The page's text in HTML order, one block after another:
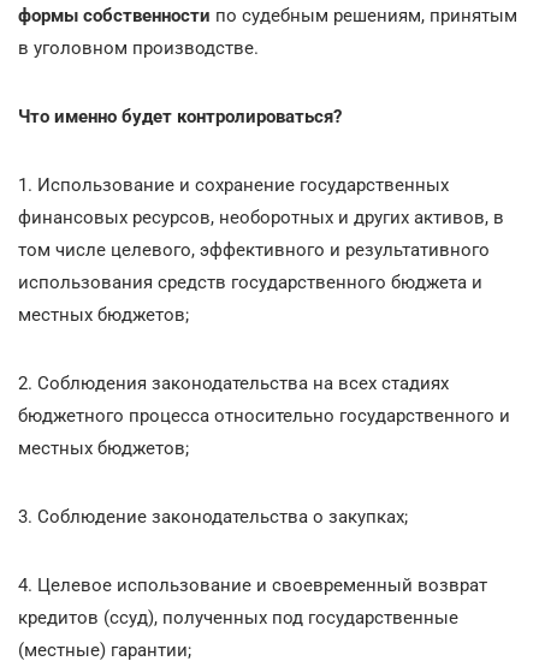
формы собственности по судебным решениям, принятым
в уголовном производстве.
Что именно будет контролироваться?
1. Использование и сохранение государственных
финансовых ресурсов, необоротных и других активов, в
том числе целевого, эффективного и результативного
использования средств государственного бюджета и
местных бюджетов;
2. Соблюдения законодательства на всех стадиях
бюджетного процесса относительно государственного и
местных бюджетов;
3. Соблюдение законодательства о закупках;
4. Целевое использование и своевременный возврат
кредитов (ссуд), полученных под государственные
(местные) гарантии;